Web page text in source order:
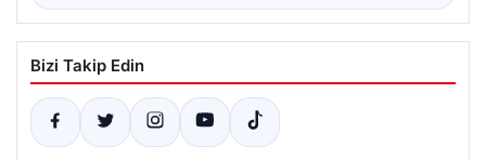
Bizi Takip Edin